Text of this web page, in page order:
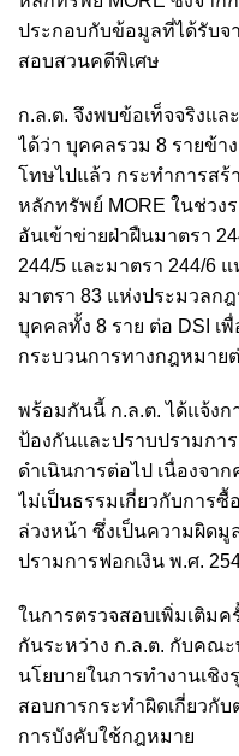
ประกอบกับข้อมูลที่ได้รับ
สอบสวนคดีพิเศษ
ก.ล.ต. จึงพบข้อเท็จจริงแ
ได้ว่า บุคคลรวม 8 รายข้า
โทษไปแล้ว กระทำการส
หลักทรัพย์ MORE ในช่วง
อันเข้าข่ายฝ่าฝืนมาตรา
244/5 และมาตรา 244/6
มาตรา 83 แห่งประมวลก
บุคคลทั้ง 8 ราย ต่อ DSI เ
กระบวนการทางกฎหมาย
พร้อมกันนี้ ก.ล.ต. ได้แจ้งก
ป้องกันและปราบปรามกา
ดำเนินการต่อไป เนื่องจา
ไม่เป็นธรรมเกี่ยวกับการ
ล่วงหน้า ซึ่งเป็นความผิด
ปรามการฟอกเงิน พ.ศ.
ในการตรวจสอบเพิ่มเติม
กันระหว่าง ก.ล.ต. กับคณ
นโยบายในการทำงานเชิ
สอบการกระทำผิดเกี่ยวกั
การบังคับใช้กฎหมาย